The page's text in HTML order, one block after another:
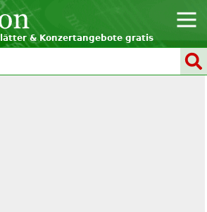
& Konzertangebote gratis